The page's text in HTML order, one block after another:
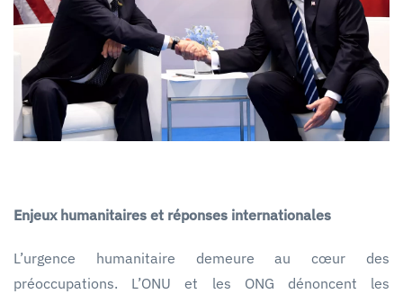
Enjeux humanitaires et réponses internationales
L’urgence humanitaire demeure au cœur des
préoccupations. L’ONU et les ONG dénoncent les